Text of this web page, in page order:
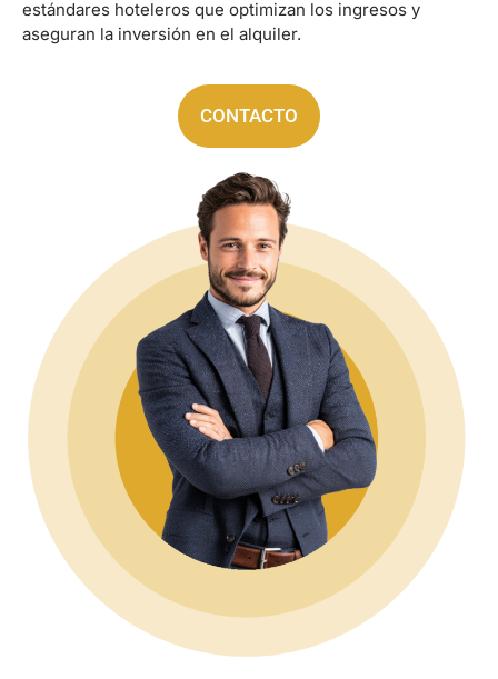
estándares hoteleros que optimizan los ingresos y
aseguran la inversión en el alquiler.
CONTACTO